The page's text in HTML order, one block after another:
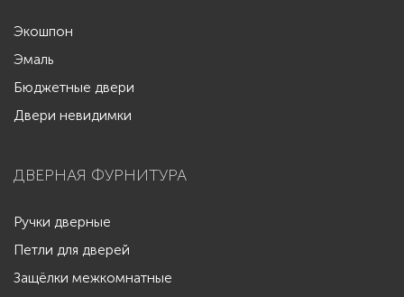
Экошпон
Эмаль
Бюджетные двери
Двери невидимки
ДВЕРНАЯ ФУРНИТУРА
Ручки дверные
Петли для дверей
Защёлки межкомнатные